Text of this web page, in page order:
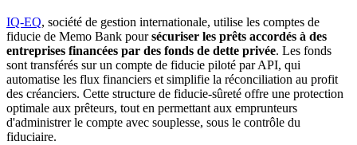
IQ-EQ, société de gestion internationale, utilise les comptes de
fiducie de Memo Bank poursécuriser les prêts accordés à des
entreprises financées par des fonds de dette privée. Les fonds
sont transférés sur un compte de fiducie piloté par API, qui
automatise les flux financiers et simplifie la réconciliation au profit
des créanciers. Cette structure de fiducie-sûreté offre une protection
optimale aux prêteurs, tout en permettant aux emprunteurs
d'administrer le compte avec souplesse, sous le contrôle du
fiduciaire.